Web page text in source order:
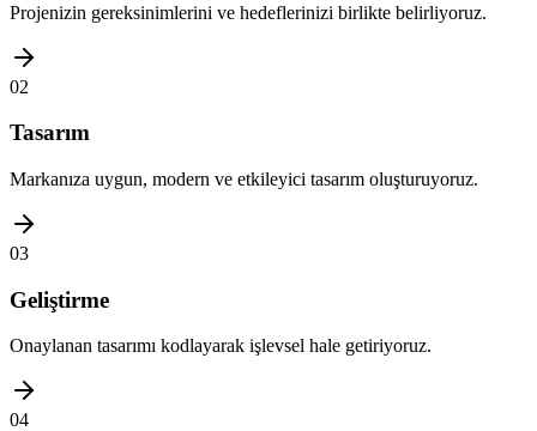
Projenizin gereksinimlerini ve hedeflerinizi birlikte belirliyoruz.
02
Tasarım
Markanıza uygun, modern ve etkileyici tasarım oluşturuyoruz.
03
Geliştirme
Onaylanan tasarımı kodlayarak işlevsel hale getiriyoruz.
04